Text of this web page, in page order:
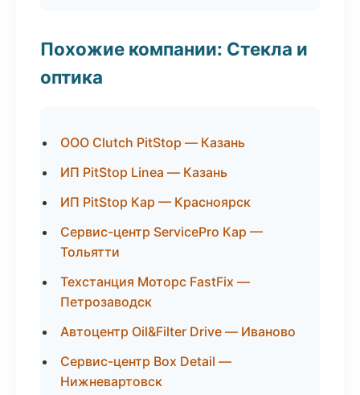
Похожие компании: Стекла и
оптика
ООО Clutch PitStop — Казань
ИП PitStop Linea — Казань
ИП PitStop Кар — Красноярск
Сервис-центр ServicePro Кар —
Тольятти
Техстанция Моторс FastFix —
Петрозаводск
Автоцентр Oil&Filter Drive — Иваново
Сервис-центр Box Detail —
Нижневартовск